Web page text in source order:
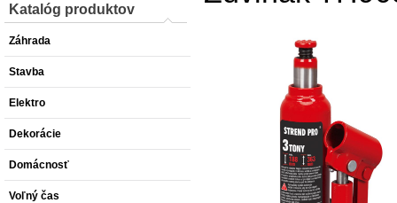
Katalóg produktov
Záhrada
Stavba
Elektro
Dekorácie
Domácnosť
Voľný čas